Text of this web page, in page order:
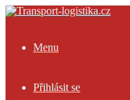
Menu
Přihlásit se